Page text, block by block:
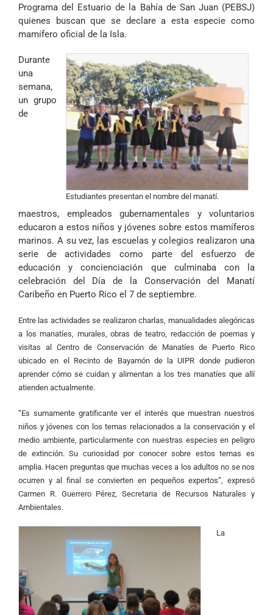
Programa del Estuario de la Bahía de San Juan (PEBSJ)
quienes buscan que se declare a esta especie como
mamífero oficial de la Isla.
Estudiantes presentan el nombre del manatí.
Durante
una
semana,
un grupo
de
maestros, empleados gubernamentales y voluntarios
educaron a estos niños y jóvenes sobre estos mamíferos
marinos. A su vez, las escuelas y colegios realizaron una
serie de actividades como parte del esfuerzo de
educación y concienciación que culminaba con la
celebración del Día de la Conservación del Manatí
Caribeño en Puerto Rico el 7 de septiembre.
Entre las actividades se realizaron charlas, manualidades alegóricas
a los manatíes, murales, obras de teatro, redacción de poemas y
visitas al Centro de Conservación de Manatíes de Puerto Rico
ubicado en el Recinto de Bayamón de la UIPR donde pudieron
aprender cómo se cuidan y alimentan a los tres manatíes que allí
atienden actualmente.
“Es sumamente gratificante ver el interés que muestran nuestros
niños y jóvenes con los temas relacionados a la conservación y el
medio ambiente, particularmente con nuestras especies en peligro
de extinción. Su curiosidad por conocer sobre estos temas es
amplia. Hacen preguntas que muchas veces a los adultos no se nos
ocurren y al final se convierten en pequeños expertos”, expresó
Carmen R. Guerrero Pérez, Secretaria de Recursos Naturales y
Ambientales.
La